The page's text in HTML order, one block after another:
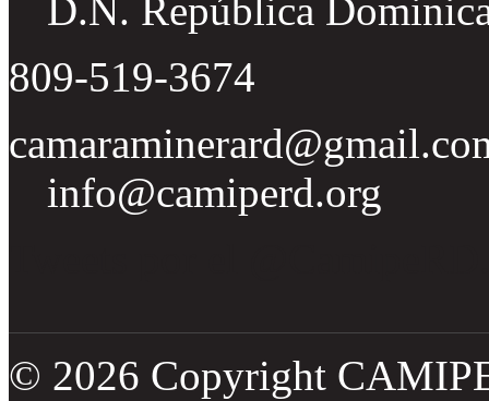
D.N. República
809-519-3674
info@camiperd.org
© 2026 Copyright